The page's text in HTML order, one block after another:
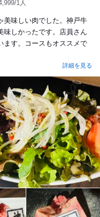
1人
美味しい肉でした。神戸牛
味しかったです。店員さん
ます。コースもオススメで
詳細を見る